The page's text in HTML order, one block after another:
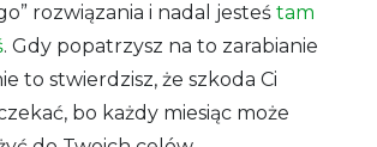
rozwiązania i nadal jesteś tam
. Gdy popatrzysz na to zarabianie
to stwierdzisz, że szkoda Ci
bo każdy miesiąc może